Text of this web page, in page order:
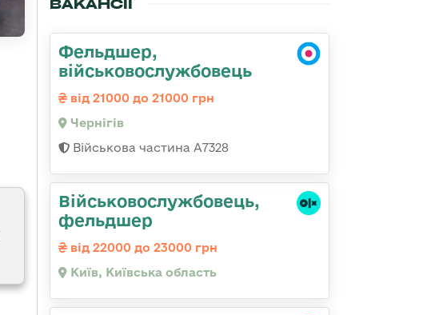
ВАКАНСІЇ
Фельдшер,
військовослужбовець
від 21000 до 21000 грн
Чернігів
Військова частина А7328
Військовослужбовець,
фельдшер
від 22000 до 23000 грн
Київ, Київська область